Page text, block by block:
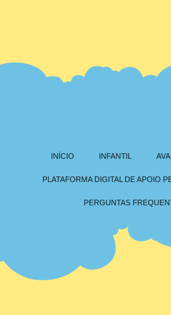
INÍCIO INFANTIL
PLATAFORMA DIGITAL DE APOIO
PERGUNTAS